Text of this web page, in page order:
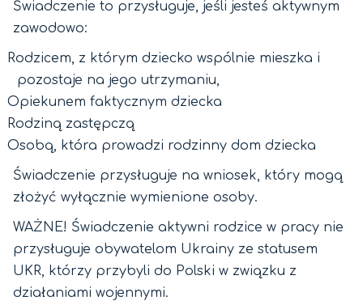
Świadczenie to przysługuje, jeśli jesteś aktywnym
zawodowo:
Rodzicem, z którym dziecko wspólnie mieszka i
pozostaje na jego utrzymaniu,
Opiekunem faktycznym dziecka
Rodziną zastępczą
Osobą, która prowadzi rodzinny dom dziecka
Świadczenie przysługuje na wniosek, który mogą
złożyć wyłącznie wymienione osoby.
WAŻNE! Świadczenie aktywni rodzice w pracy nie
przysługuje obywatelom Ukrainy ze statusem
UKR, którzy przybyli do Polski w związku z
działaniami wojennymi.